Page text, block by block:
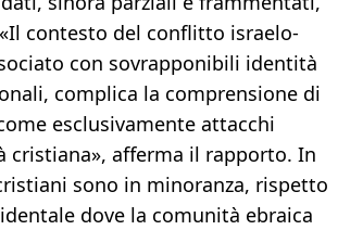
contesto del conflitto israelo-
con sovrapponibili identità
complica la comprensione di
esclusivamente attacchi
cristiana», afferma il rapporto. In
sono in minoranza, rispetto
dove la comunità ebraica